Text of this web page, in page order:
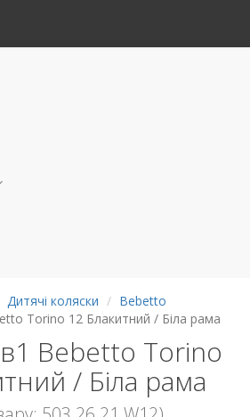
Дитячі коляски
Bebetto
Torino 12 Блакитний / Біла рама
Bebetto Torino
/ Біла рама